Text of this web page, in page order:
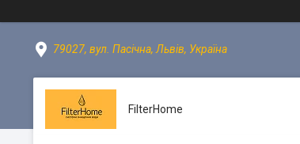
79027, вул. Пасічна, Львів, Україна
FilterHome